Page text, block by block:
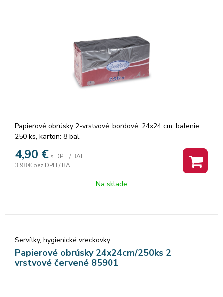
Papierové obrúsky 2-vrstvové, bordové, 24x24 cm, balenie:
250 ks, karton: 8 bal.
4,90 € s DPH / BAL
3,98 € bez DPH / BAL
Na sklade
Servítky, hygienické vreckovky
Papierové obrúsky 24x24cm/250ks 2
vrstvové červené 85901